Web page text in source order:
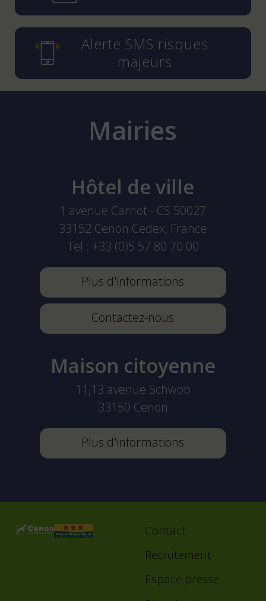
Alerte SMS risques
majeurs
Mairies
Hôtel de ville
1 avenue Carnot - CS 50027
33152 Cenon Cedex, France
Tel : +33 (0)5 57 80 70 00
Plus d'informations
Contactez-nous
Maison citoyenne
11,13 avenue Schwob
33150 Cenon
Plus d'informations
Footer
menu
Contact
Recrutement
Espace presse